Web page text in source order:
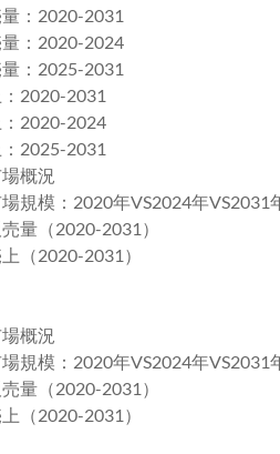
：2020-2031
：2020-2024
：2025-2031
2020-2031
2020-2024
2025-2031
概況
規模：2020年VS2024年VS2031
量（2020-2031）
（2020-2031）
概況
規模：2020年VS2024年VS2031
量（2020-2031）
（2020-2031）